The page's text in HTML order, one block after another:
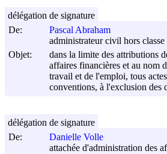
De:
Pascal Abraham
administrateur civil hors classe
Objet:
dans la limite des attributions
affaires financières et au nom
travail et de l'emploi, tous
conventions, à l'exclusion des
délégation de signature
De:
Danielle Volle
attachée d'administration des
délégation de signature